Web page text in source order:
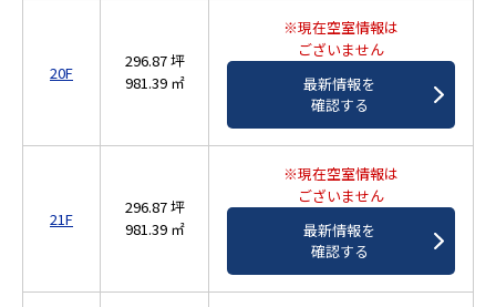
20F
296.87 坪
981.39 ㎡
※現在空室情報は
ございません
最新情報を
確認する
21F
296.87 坪
981.39 ㎡
※現在空室情報は
ございません
最新情報を
確認する